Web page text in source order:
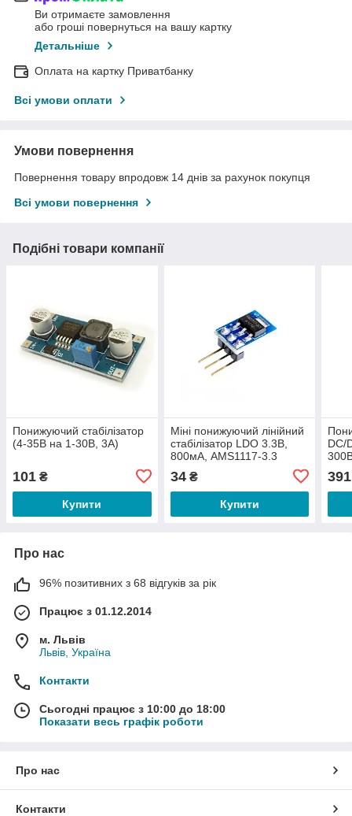
Ви отримаєте замовлення
або гроші повернуться на вашу картку
Детальніше
Оплата на картку Приватбанку
Всі умови оплати
Умови повернення
Повернення товару впродовж 14 днів за рахунок покупця
Всі умови повернення
Подібні товари компанії
Понижуючий стабілізатор
(4-35В на 1-30В, 3А)
101 ₴
Купити
Міні понижуючий лінійний
стабілізатор LDO 3.3В,
800мА, AMS1117-3.3
34₴
Купити
DC/
391
Про нас
96% позитивних з 68 відгуків за рік
Працює з 01.12.2014
м. Львів
Львів, Україна
Контакти
Сьогодні працює з 10:00 до 18:00
Показати весь графік роботи
Про нас
Контакти